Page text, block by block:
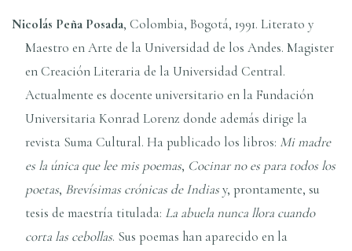
Nicolás Peña Posada, Colombia, Bogotá, 1991. Literato y
Maestro en Arte de la Universidad de los Andes. Magister
en Creación Literaria de la Universidad Central.
Actualmente es docente universitario en la Fundación
Universitaria Konrad Lorenz donde además dirige la
revista Suma Cultural. Ha publicado los libros: Mi madre
es la única que lee mis poemas, Cocinar no es para todos los
poetas, Brevísimas crónicas de Indiasy, prontamente, su
tesis de maestría titulada: La abuela nunca llora cuando
corta las cebollas. Sus poemas han aparecido en la